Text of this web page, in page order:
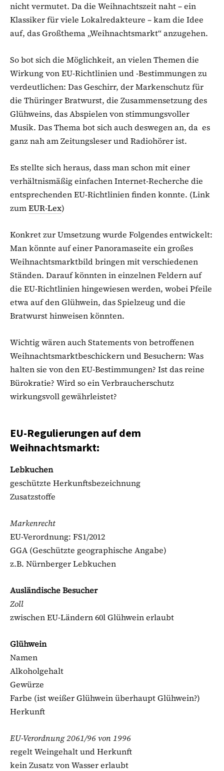
nicht vermutet. Da die Weihnachtszeit naht – ein
Klassiker für viele Lokalredakteure – kam die Idee
auf, das Großthema „Weihnachtsmarkt“ anzugehen.
So bot sich die Möglichkeit, an vielen Themen die
Wirkung von EU-Richtlinien und -Bestimmungen zu
verdeutlichen: Das Geschirr, der Markenschutz für
die Thüringer Bratwurst, die Zusammensetzung des
Glühweins, das Abspielen von stimmungsvoller
Musik. Das Thema bot sich auch deswegen an, da es
ganz nah am Zeitungsleser und Radiohörer ist.
Es stellte sich heraus, dass man schon mit einer
verhältnismäßig einfachen Internet-Recherche die
entsprechenden EU-Richtlinien finden konnte. (Link
zumEUR-Lex)
Konkret zur Umsetzung wurde Folgendes entwickelt:
Man könnte auf einer Panoramaseite ein großes
Weihnachtsmarktbild bringen mit verschiedenen
Ständen. Darauf könnten in einzelnen Feldern auf
die EU-Richtlinien hingewiesen werden, wobei Pfeile
etwa auf den Glühwein, das Spielzeug und die
Bratwurst hinweisen könnten.
Wichtig wären auch Statements von betroffenen
Weihnachtsmarktbeschickern und Besuchern: Was
halten sie von den EU-Bestimmungen? Ist das reine
Bürokratie? Wird so ein Verbraucherschutz
wirkungsvoll gewährleistet?
EU-Regulierungen auf dem
Weihnachtsmarkt:
Lebkuchen
geschützte Herkunftsbezeichnung
Zusatzstoffe
Markenrecht
EU-Verordnung: FS1/2012
GGA (Geschützte geographische Angabe)
z.B. Nürnberger Lebkuchen
Ausländische Besucher
Zoll
zwischen EU-Ländern 60l Glühwein erlaubt
Glühwein
Namen
Alkoholgehalt
Gewürze
Farbe (ist weißer Glühwein überhaupt Glühwein?)
Herkunft
EU-Verordnung 2061/96 von 1996
regelt Weingehalt und Herkunft
kein Zusatz von Wasser erlaubt